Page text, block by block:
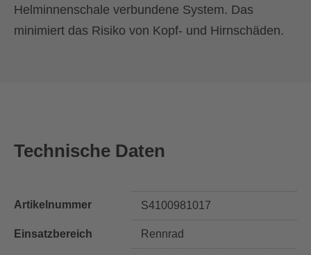
Helminnenschale verbundene System. Das
minimiert das Risiko von Kopf- und Hirnschäden.
Technische Daten
Artikelnummer S4100981017
Einsatzbereich Rennrad